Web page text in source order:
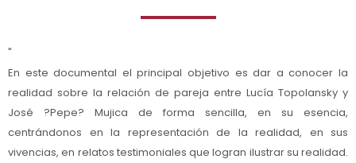
"
En este documental el principal objetivo es dar a conocer la
realidad sobre la relación de pareja entre Lucía Topolansky y
José ?Pepe? Mujica de forma sencilla, en su esencia,
centrándonos en la representación de la realidad, en sus
vivencias, en relatos testimoniales que logran ilustrar su realidad.